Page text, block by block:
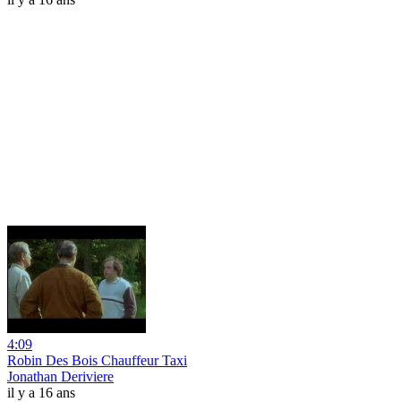
4:09
Robin Des Bois Chauffeur Taxi
Jonathan Deriviere
il y a 16 ans